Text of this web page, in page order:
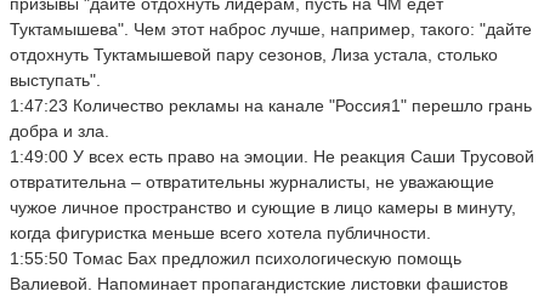
Туктамышева". Чем этот наброс лучше, например, такого: "дайте
отдохнуть Туктамышевой пару сезонов, Лиза устала, столько
выступать".
1:47:23 Количество рекламы на канале "Россия1" перешло грань
добра и зла.
1:49:00 У всех есть право на эмоции. Не реакция Саши Трусовой
отвратительна – отвратительны журналисты, не уважающие
чужое личное пространство и сующие в лицо камеры в минуту,
когда фигуристка меньше всего хотела публичности.
1:55:50 Томас Бах предложил психологическую помощь
Валиевой. Напоминает пропагандистские листовки фашистов